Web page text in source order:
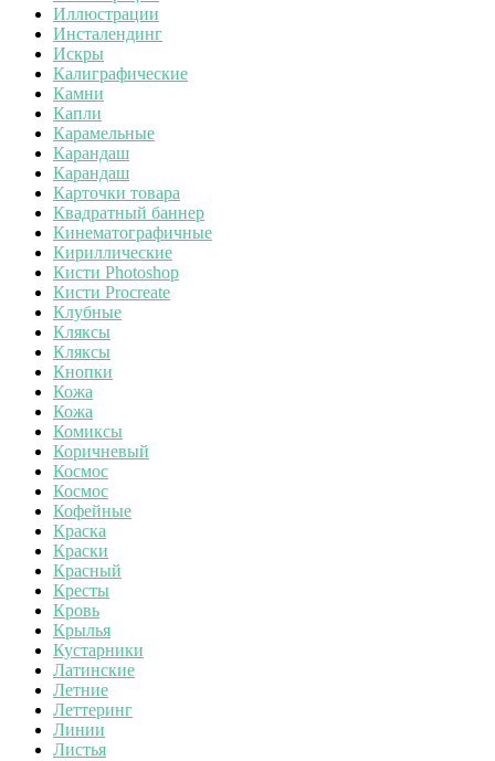
Иллюстрации
Инсталендинг
Искры
Калиграфические
Камни
Капли
Карамельные
Карандаш
Карандаш
Карточки товара
Квадратный баннер
Кинематографичные
Кириллические
Кисти Photoshop
Кисти Procreate
Клубные
Кляксы
Кляксы
Кнопки
Кожа
Кожа
Комиксы
Коричневый
Космос
Космос
Кофейные
Краска
Краски
Красный
Кресты
Кровь
Крылья
Кустарники
Латинские
Летние
Леттеринг
Линии
Листья